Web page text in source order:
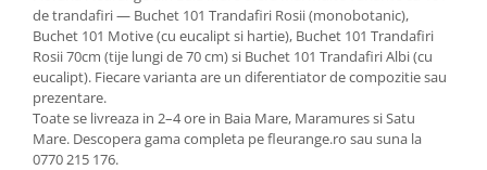
de trandafiri — Buchet 101 Trandafiri Rosii (monobotanic),
Buchet 101 Motive (cu eucalipt si hartie), Buchet 101 Trandafiri
Rosii 70cm (tije lungi de 70 cm) si Buchet 101 Trandafiri Albi (cu
eucalipt). Fiecare varianta are un diferentiator de compozitie sau
prezentare.
Toate se livreaza in 2–4 ore in Baia Mare, Maramures si Satu
Mare. Descopera gama completa pe fleurange.ro sau suna la
0770 215 176.